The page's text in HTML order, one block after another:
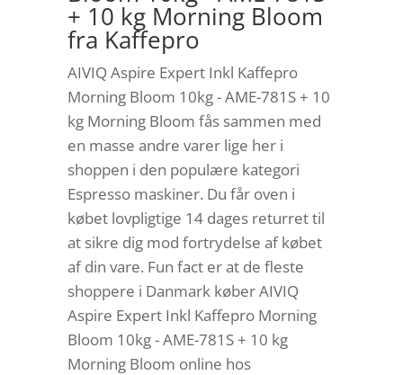
+ 10 kg Morning Bloom
fra Kaffepro
AIVIQ Aspire Expert Inkl Kaffepro
Morning Bloom 10kg - AME-781S + 10
kg Morning Bloom fås sammen med
en masse andre varer lige her i
shoppen i den populære kategori
Espresso maskiner. Du får oven i
købet lovpligtige 14 dages returret til
at sikre dig mod fortrydelse af købet
af din vare. Fun fact er at de fleste
shoppere i Danmark køber AIVIQ
Aspire Expert Inkl Kaffepro Morning
Bloom 10kg - AME-781S + 10 kg
Morning Bloom online hos